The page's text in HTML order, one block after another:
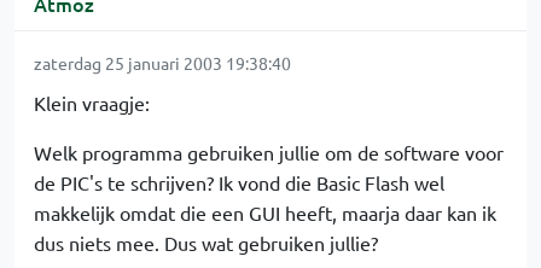
zaterdag 25 januari 2003 19:38:40
Klein vraagje:
Welk programma gebruiken jullie om de software voor
de PIC's te schrijven? Ik vond die Basic Flash wel
makkelijk omdat die een GUI heeft, maarja daar kan ik
dus niets mee. Dus wat gebruiken jullie?